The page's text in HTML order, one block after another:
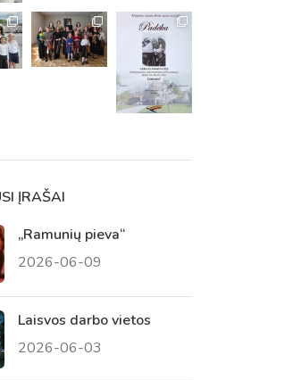
tėvų
ĮRAŠAI
„Ramunių pieva“
2026-06-09
Laisvos darbo vietos
2026-06-03